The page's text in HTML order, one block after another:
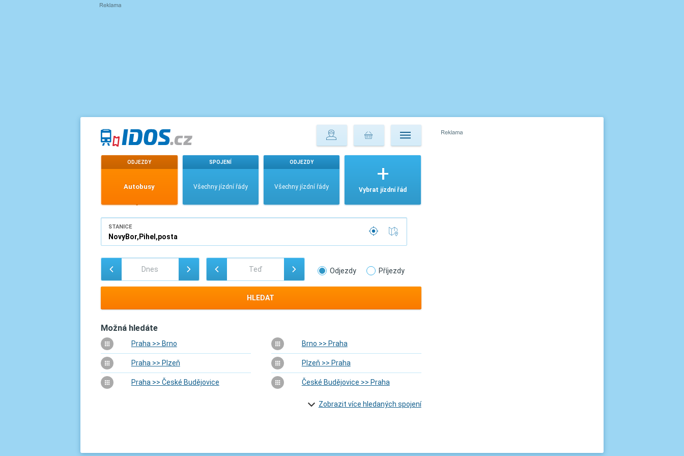
ODJEZDY
Autobusy
SPOJENÍ
Všechny jízdní řády
ODJEZDY
Všechny jízdní řády Vybrat jízdní řád
STANICE
Odjezdy Příjezdy
HLEDAT
Možná hledáte
Praha >> Brno Brno >> Praha
Praha >> Plzeň Plzeň >> Praha
Praha >> České Budějovice České Budějovice >> Praha
Zobrazit více hledaných spojení